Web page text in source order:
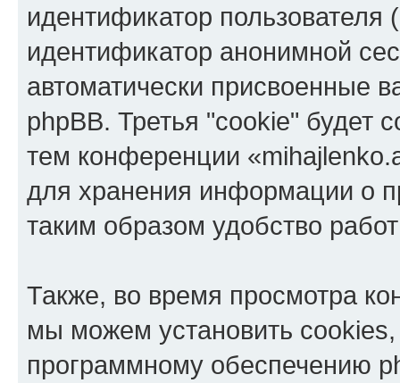
идентификатор
идентификатор анонимной
автоматически присвоенные
phpBB. Третья "cookie" будет
тем конференции
для хранения информации о
таким образом удобство
Также, во время просмотра
мы можем установить
программному обеспечению